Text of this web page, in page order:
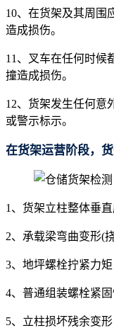
10、在货架及其周围
造成损伤。
11、叉车在任何时候
撞造成损伤。
12、货架发生任何意
或警示标示。
在货架运营阶段，
1、货架立柱整体垂直
2、承载梁弯曲变形(挠
3、地坪螺栓拧紧力矩
4、普通组装螺栓紧固
5、立柱损坏残余变形